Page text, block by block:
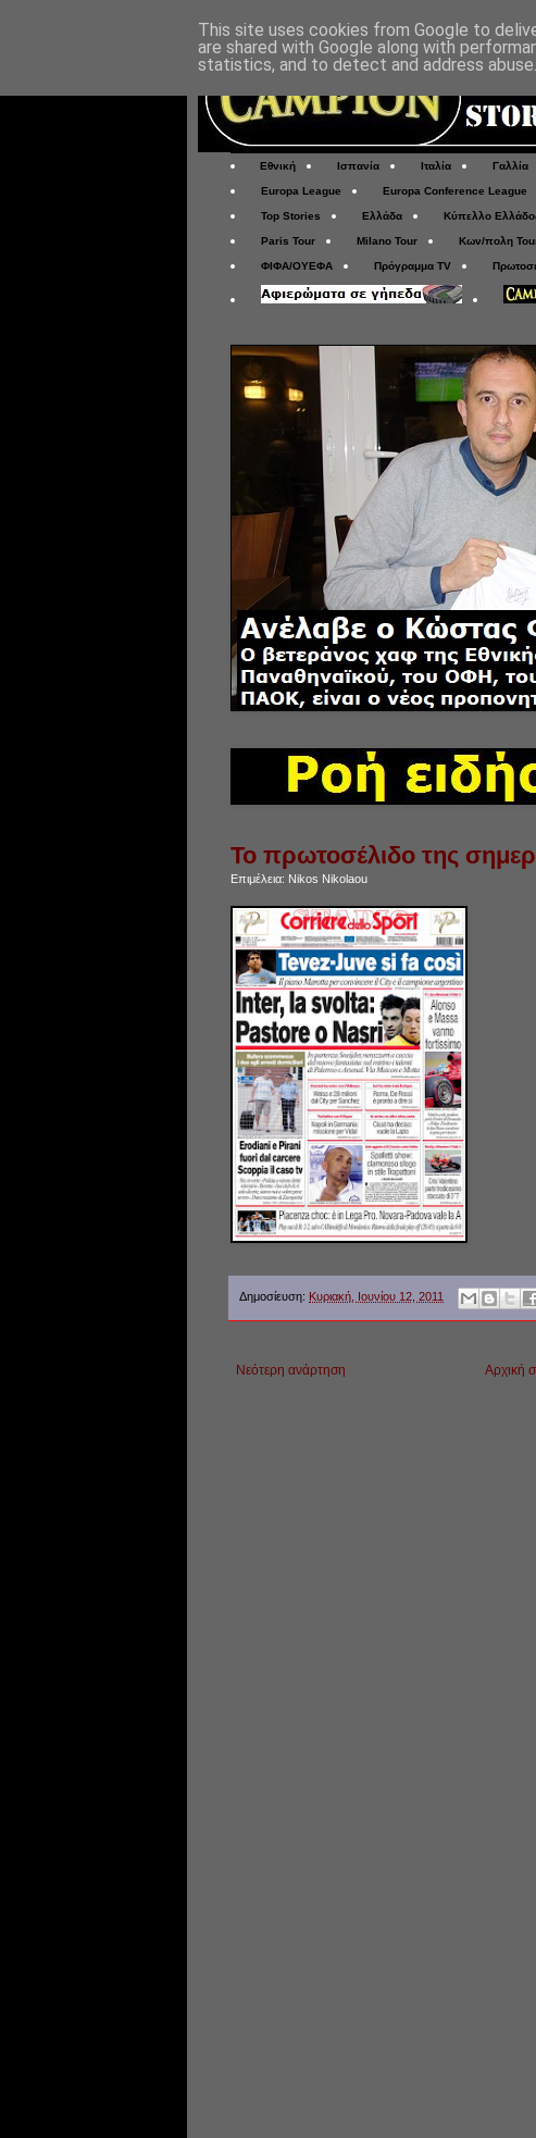
Εθνική Ισπανία Ιταλία Γαλλία
Europa League Europa Conference League
Top Stories Ελλάδα Κύπελλο
Paris Tour Milano Tour Κων/πολη
ΦΙΦΑ/ΟΥΕΦΑ Πρόγραμμα TV
Το πρωτοσέλιδο της
Επιμέλεια: Nikos Nikolaou
Δημοσίευση: Κυριακή, Ιουνίου 12, 2011
Νεότερη ανάρτηση Αρχική
This site uses cookies from Google to
are shared with Google along with
statistics, and to detect and address abuse.